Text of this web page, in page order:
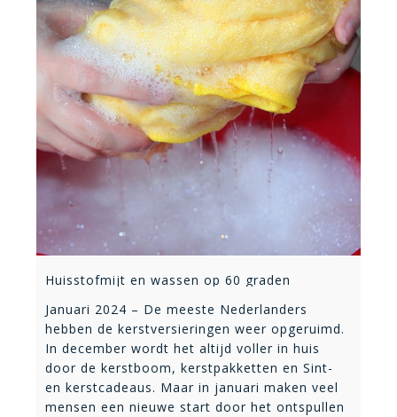
Huisstofmijt en wassen op 60 graden
Januari 2024 – De meeste Nederlanders
hebben de kerstversieringen weer opgeruimd.
In december wordt het altijd voller in huis
door de kerstboom, kerstpakketten en Sint-
en kerstcadeaus. Maar in januari maken veel
mensen een nieuwe start door het ontspullen